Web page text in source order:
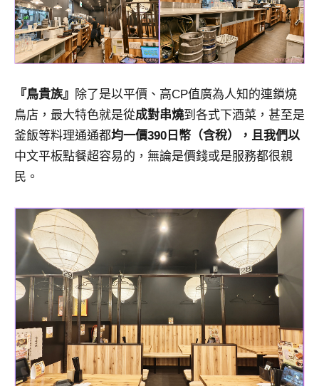
『鳥貴族』
除了是以平價、高CP值廣為人知的連鎖燒
鳥店，最大特色就是從成對串燒到各式下酒菜，甚至是
釜飯等料理通通都均一價390日幣（含稅），且我們以
中文平板點餐超容易的，無論是價錢或是服務都很親
民。